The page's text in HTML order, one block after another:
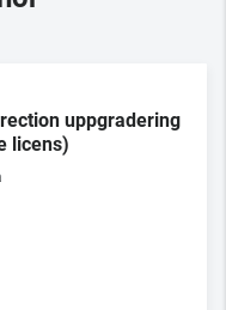
uppgradering
licens)